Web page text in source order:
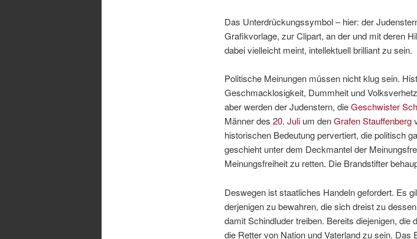
Das Unterdrückungssymbol – hier: der
Grafikvorlage, zur Clipart, an der und mit deren
dabei vielleicht meint, intellektuell brilliant zu sein.
Politische Meinungen müssen nicht klug sein.
Geschmacklosigkeit, Dummheit und
aber werden der Judenstern, dieGeschwister
Männer des 20. Julium denGrafen Stauffenberg
historischen Bedeutung pervertiert, die politisch
geschieht unter dem Deckmantel der
Meinungsfreiheit zu retten. Die Brandstifter
Deswegen ist staatliches Handeln gefordert. Es
derjenigen zu bewahren, die sich dreist zu
damit Schindluder treiben. Bereits diejenigen, die
die Retter von Nation und Vaterland zu sein. Das